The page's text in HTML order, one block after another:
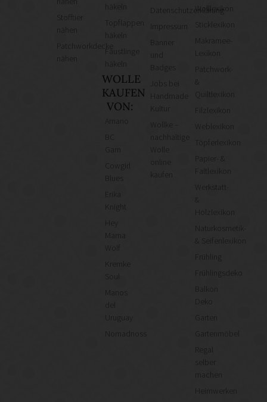
Stofftier
Patchworkdecke
häkeln
Topflappen
häkeln
Fäustlinge
häkeln
WOLLE
KAUFEN
VON:
Cowgirl
Knight
Mama
Wolf
Kremke
Manos
Uruguay
Nomadnoss
Datenschutzerklärung
Kultur
Wollke –
nachhaltige
kaufen
Wolllexikon
Sticklexikon
Makramee-
Lexikon
Patchwork-
&
Quiltlexikon
Weblexikon
Töpferlexikon
Papier- &
Faltlexikon
Werkstatt-
&
Holzlexikon
Naturkosmetik-
& Seifenlexikon
Frühling
Frühlingsdeko
Balkon
Deko
Garten
Gartenmöbel
Regal
machen
Heimwerken